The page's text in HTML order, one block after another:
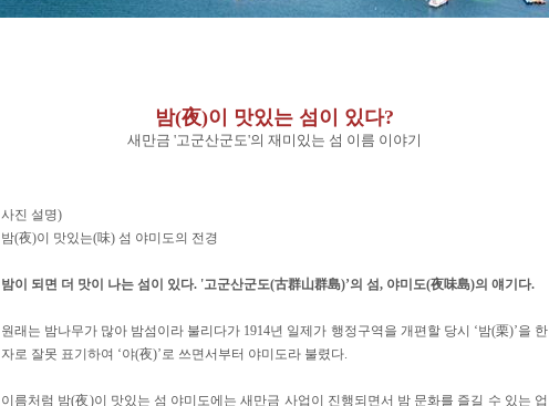
밤(夜)이 맛있는 섬이 있다?
새만금 '고군산군도'의 재미있는 섬 이름 이야기
사진 설명)
밤(夜)이 맛있는(味) 섬 야미도의 전경
밤이 되면 더 맛이 나는 섬이 있다. '고군산군도(古群山群島)’의 섬, 야미도(夜味島)의 얘기다.
원래는 밤나무가 많아 밤섬이라 불리다가 1914년 일제가 행정구역을 개편할 당시 ‘밤(栗)’을 한
자로 잘못 표기하여 ‘야(夜)’로 쓰면서부터 야미도라 불렸다.
이름처럼 밤(夜)이 맛있는 섬 야미도에는 새만금 사업이 진행되면서 밤 문화를 즐길 수 있는 업